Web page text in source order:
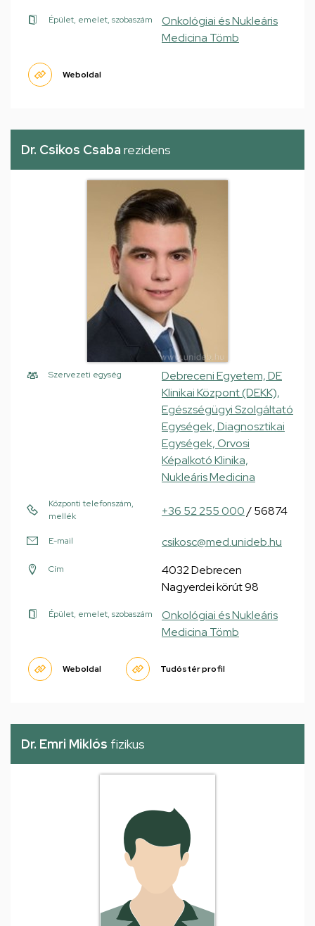
Épület, emelet, szobaszám
Onkológiai és Nukleáris
Medicina Tömb
Weboldal
Dr. Csikos Csaba rezidens
Szervezeti egység
Debreceni Egyetem, DE
Klinikai Központ (DEKK),
Egészségügyi Szolgáltató
Egységek, Diagnosztikai
Egységek, Orvosi
Képalkotó Klinika,
Nukleáris Medicina
Központi telefonszám,
mellék
+36 52 255 000/ 56874
E-mail csikosc@med.unideb.hu
Cím
4032 Debrecen
Nagyerdei körút 98
Épület, emelet, szobaszám
Onkológiai és Nukleáris
Medicina Tömb
Weboldal Tudóstér profil
Dr. Emri Miklós fizikus